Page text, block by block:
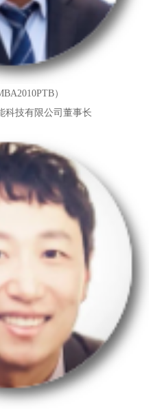
）
科技有限公司董事长